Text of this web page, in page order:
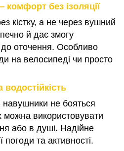
комфорт без ізоляції
кістку, а не через вушний
й дає змогу
оточення. Особливо
на велосипеді чи просто
не бояться
можна використовувати
або в душі. Надійне
та активності.